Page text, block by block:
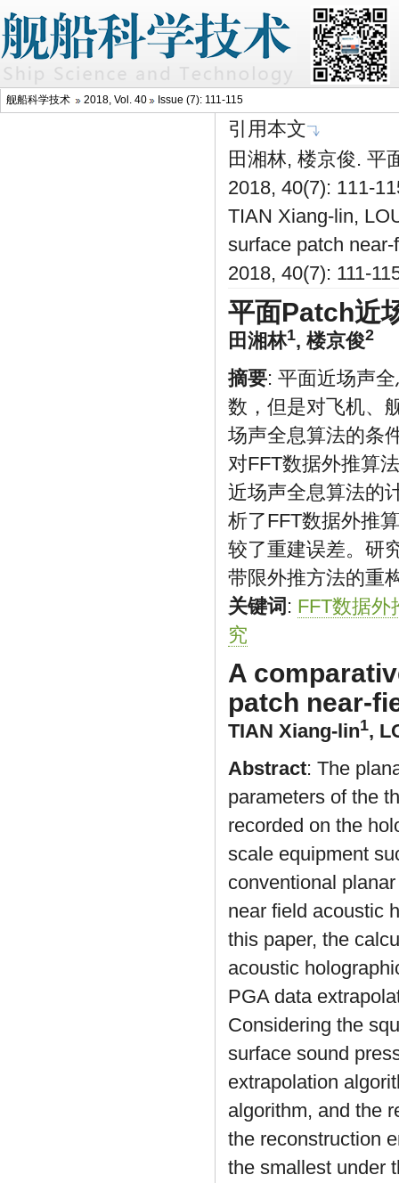
舰船科学技术 2018, Vol. 40 Issue (7): 111-115
引用本文
田湘林, 楼京俊. 平
2018, 40(7): 111-
TIAN Xiang-lin,
surface patch
2018, 40(7): 111-
平面Patch近
田湘林1, 楼京俊2
摘要: 平面近场声
数，但是对飞机、
场声全息算法的条
对FFT数据外推算
近场声全息算法的
析了FFT数据外推
较了重建误差。研
带限外推方法的重
关键词 : FFT数据外
究
A
patch near-
TIAN Xiang-lin1,
Abstract: The
parameters of the
recorded on the
scale equipment
conventional
near field acoustic
this paper, the
acoustic
PGA data
Considering the
surface sound
extrapolation
algorithm, and the
the reconstruction
the smallest under